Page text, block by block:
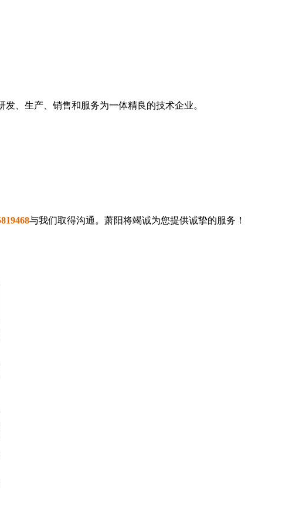
、生产、销售和服务为一体精良的技术企业。
与我们取得沟通。萧阳将竭诚为您提供诚挚的服务！